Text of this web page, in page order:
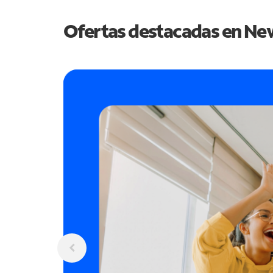
Ofertas destacadas en